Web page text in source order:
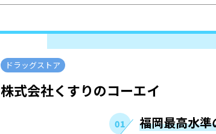
ドラッグストア
株式会社くすりのコーエイ
福岡最高水準